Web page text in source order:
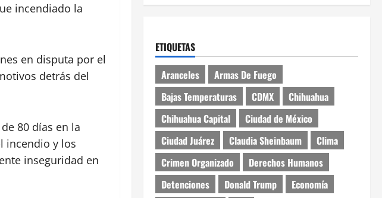
incendiado la
en disputa por el
detrás del
80 días en la
incendio y los
inseguridad en
ETIQUETAS
Aranceles
Armas De Fuego
Bajas Temperaturas
CDMX
Chihuahua
Chihuahua Capital
Ciudad de México
Ciudad Juárez
Claudia Sheinbaum
Clima
Crimen Organizado
Derechos Humanos
Detenciones
Donald Trump
Economía